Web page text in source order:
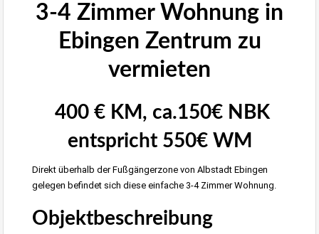
3-4 Zimmer Wohnung in
Ebingen Zentrum zu
vermieten
400 € KM, ca.150€ NBK
entspricht 550€ WM
Direkt überhalb der Fußgängerzone von Albstadt Ebingen
gelegen befindet sich diese einfache 3-4 Zimmer Wohnung.
Objektbeschreibung